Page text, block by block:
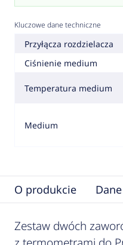
Kluczowe dane techniczne
Przyłącza rozdzielacza
Ciśnienie medium
Temperatura medium
Medium
O produkcie
Zestaw dwóch